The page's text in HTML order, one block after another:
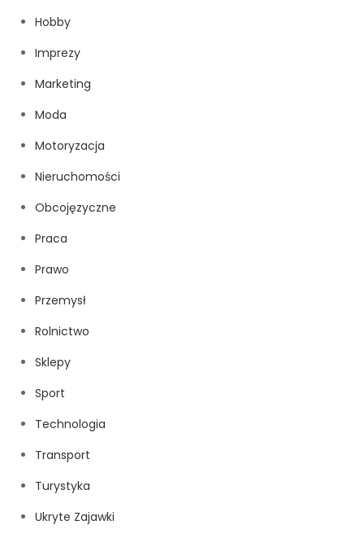
Hobby
Imprezy
Marketing
Moda
Motoryzacja
Nieruchomości
Obcojęzyczne
Praca
Prawo
Przemysł
Rolnictwo
Sklepy
Sport
Technologia
Transport
Turystyka
Ukryte Zajawki